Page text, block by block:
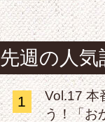
先週の人
1
Vol.17 本
う！「お